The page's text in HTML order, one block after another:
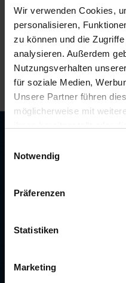
Wir verwenden Cookies,
personalisieren,
zu können und die
analysieren. Außerdem
Nutzungsverhalten
für soziale Medien,
Unsere Partner führen
möglicherweise mit
Notwendig
Präferenzen
Statistiken
Marketing
https://
KOPIEREN
Zahlen & Fakten